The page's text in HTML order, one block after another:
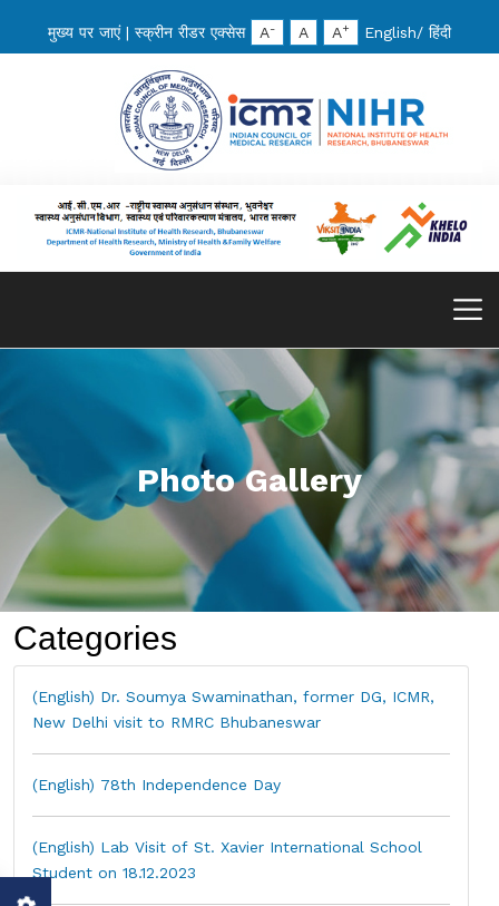
मुख्य पर जाएं | स्क्रीन रीडर एक्सेस A- A A+ English/ हिंदी
Photo Gallery
Categories
(English) Dr. Soumya Swaminathan, former DG, ICMR,
New Delhi visit to RMRC Bhubaneswar
(English) 78th Independence Day
(English) Lab Visit of St. Xavier International School
Student on 18.12.2023